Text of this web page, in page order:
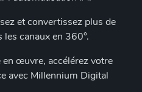
et convertissez plus de
canaux en 360°.
en œuvre, accélérez votre
avec Millennium Digital